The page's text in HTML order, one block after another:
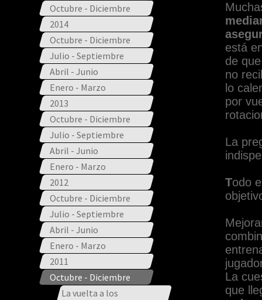
Octubre - Diciembre
2014
Octubre - Diciembre
Julio - Septiembre
Abril - Junio
Enero - Marzo
2013
Octubre - Diciembre
Julio - Septiembre
Abril - Junio
Enero - Marzo
2012
Octubre - Diciembre
Julio - Septiembre
Abril - Junio
Enero - Marzo
2011
Octubre - Diciembre
La vuelta a los
está
de
no
lo
por
La
Todo
La
que